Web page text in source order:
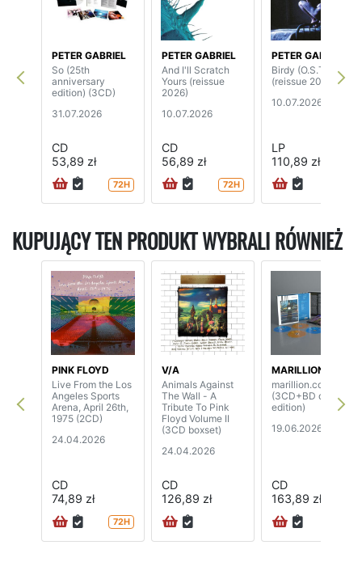
PETER GABRIEL
So (25th
anniversary
edition) (3CD)
31.07.2026
CD
53,89 zł
72H
PETER GABRIEL
And I'll Scratch
Yours (reissue
2026)
10.07.2026
CD
56,89 zł
72H
PETER GABRIEL
Birdy (O.S.T.)
(reissue 2026)
10.07.2026
LP
110,89 zł
KUPUJĄCY TEN PRODUKT WYBRALI RÓWNIEŻ
PINK FLOYD
Live From the Los
Angeles Sports
Arena, April 26th,
1975 (2CD)
24.04.2026
CD
74,89 zł
72H
V/A
Animals Against
The Wall - A
Tribute To Pink
Floyd Volume II
(3CD boxset)
24.04.2026
CD
126,89 zł
MARILLION
marillion.com
(3CD+BD deluxe
edition)
19.06.2026
CD
163,89 zł